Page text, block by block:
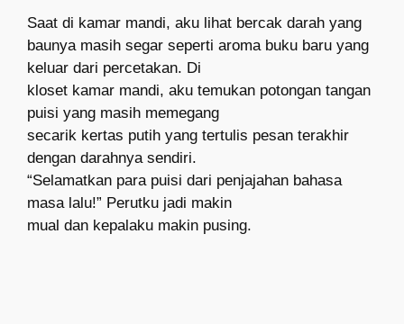
Saat di kamar mandi, aku lihat bercak darah yang
baunya masih segar seperti aroma buku baru yang
keluar dari percetakan. Di
kloset kamar mandi, aku temukan potongan tangan
puisi yang masih memegang
secarik kertas putih yang tertulis pesan terakhir
dengan darahnya sendiri.
“Selamatkan para puisi dari penjajahan bahasa
masa lalu!” Perutku jadi makin
mual dan kepalaku makin pusing.